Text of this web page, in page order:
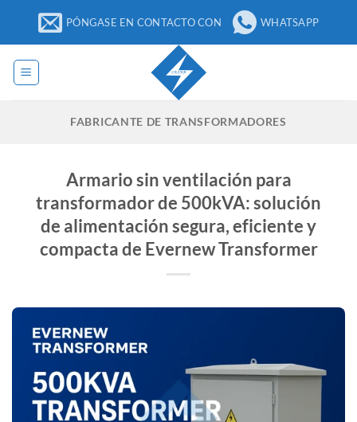
contenido
PÓNGASE EN CONTACTO CON WHATSAPP
FABRICANTE DE TRANSFORMADORES
Armario sin ventilación para
transformador de 500kVA: solución
de alimentación segura, eficiente y
compacta de Evernew Transformer